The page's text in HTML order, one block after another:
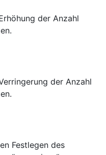
der Anzahl
der Anzahl
Festlegen des